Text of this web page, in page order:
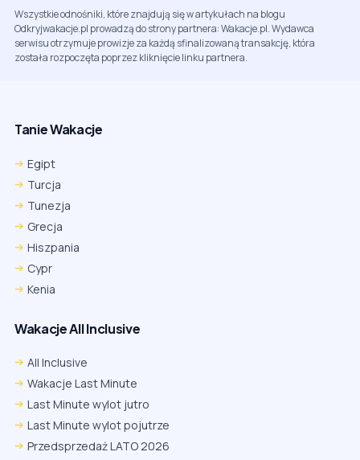
Wszystkie odnośniki, które znajdują się w artykułach na blogu
Odkryjwakacje.pl prowadzą do strony partnera: Wakacje.pl. Wydawca
serwisu otrzymuje prowizje za każdą sfinalizowaną transakcję, która
została rozpoczęta poprzez kliknięcie linku partnera.
Tanie Wakacje
Egipt
Turcja
Tunezja
Grecja
Hiszpania
Cypr
Kenia
Wakacje All Inclusive
All Inclusive
Wakacje Last Minute
Last Minute wylot jutro
Last Minute wylot pojutrze
Przedsprzedaż LATO 2026